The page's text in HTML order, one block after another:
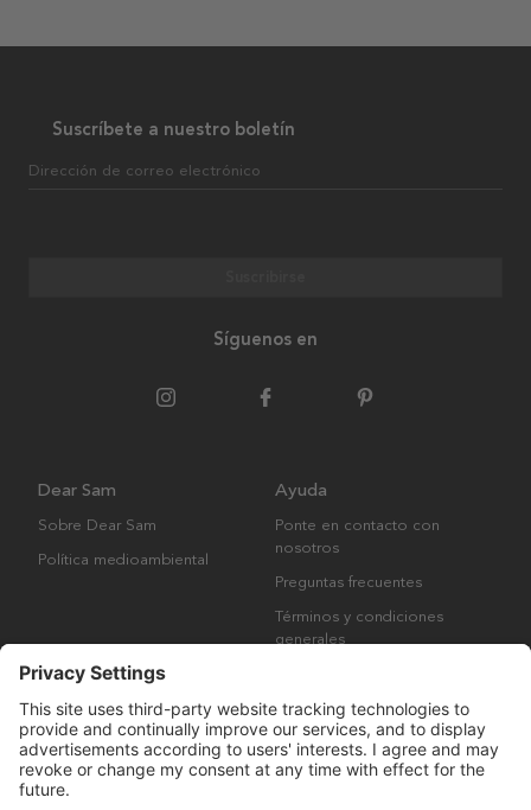
Suscríbete a nuestro boletín
Dirección de correo electrónico
Síguenos en
Dear Sam
Sobre Dear Sam
Política medioambiental
Ayuda
Ponte en contacto con
nosotros
Preguntas frecuentes
Términos y condiciones
generales
Derechos de autor © Many Brands AB 2023. Todos los derechos